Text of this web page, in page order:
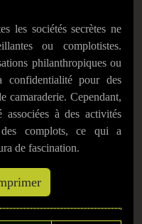
les sociétés secrètes ne
ou complotistes.
philanthropiques ou
confidentialité pour des
camaraderie. Cependant,
associées à des activités
complots, ce qui a
de fascination.